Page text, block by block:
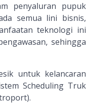
penyaluran pupuk
semua lini bisnis,
teknologi ini
sehingga
untuk kelancaran
Scheduling Truk